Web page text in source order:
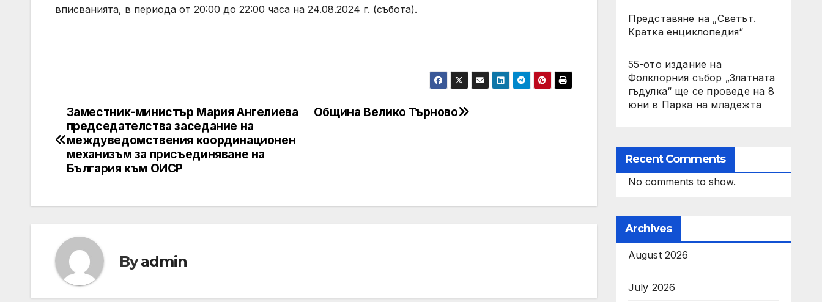
вписванията, в периода от 20:00 до 22:00 часа на 24.08.2024 г. (събота).
Post
navigation
Община Велико Търново
Заместник-министър Мария Ангелиева
председателства заседание на
междуведомствения координационен
механизъм за присъединяване на
България към ОИСР
Byadmin
Представяне на „Светът.
Кратка енциклопедия“
55-ото издание на
Фолклорния събор „Златната
гъдулка“ ще се проведе на 8
юни в Парка на младежта
Recent Comments
No comments to show.
Archives
August 2026
July 2026